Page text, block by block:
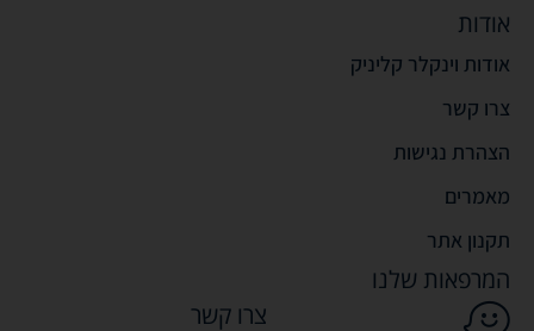
אודות
אודות וינקלר קליניק
צרו קשר
הצהרת נגישות
מאמרים
תקנון אתר
המרפאות שלנו
צרו קשר